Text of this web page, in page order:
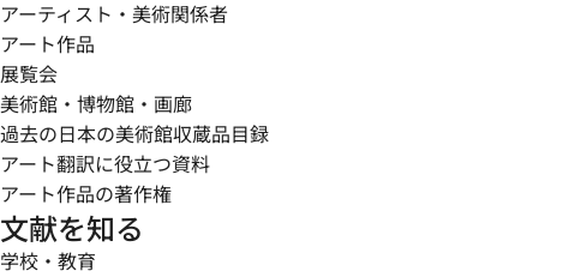
アーティスト・美術関係者
アート作品
展覧会
美術館・博物館・画廊
過去の日本の美術館収蔵品目録
アート翻訳に役立つ資料
アート作品の著作権
文献を知る
学校・教育